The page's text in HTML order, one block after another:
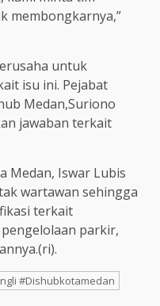
membongkarnya,”
untuk
isu ini. Pejabat
Medan,Suriono
jawaban terkait
Medan, Iswar Lubis
wartawan sehingga
terkait
parkir,
#Dishubkotamedan